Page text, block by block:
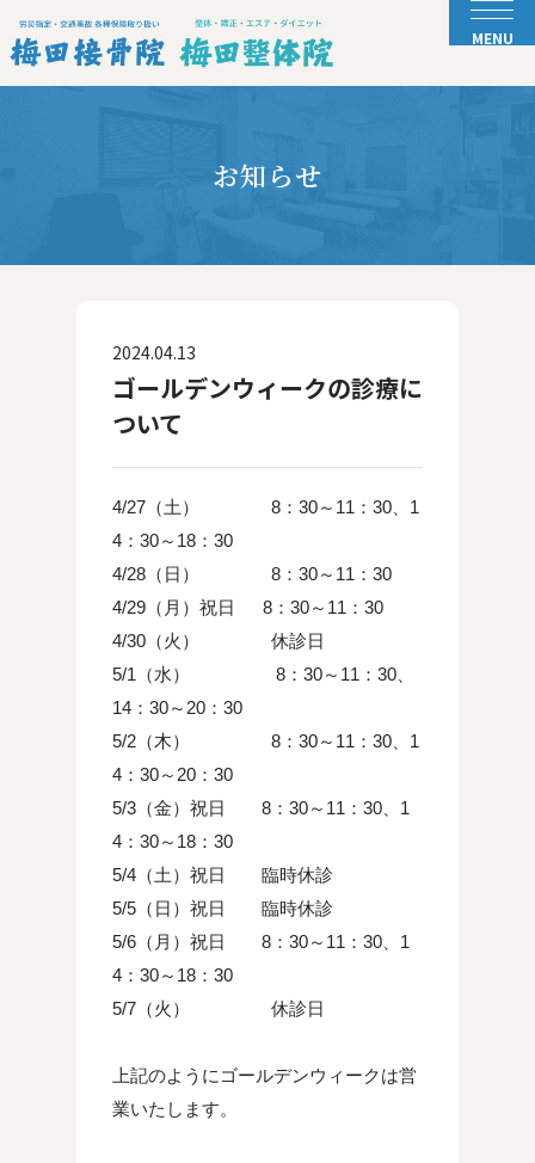
お知らせ
2024.04.13
ゴールデンウィークの診療に
ついて
4/27（土） 8：30～11：30、1
4：30～18：30
4/28（日） 8：30～11：30
4/29（月）祝日 8：30～11：30
4/30（火） 休診日
5/1（水） 8：30～11：30、
14：30～20：30
5/2（木） 8：30～11：30、1
4：30～20：30
5/3（金）祝日 8：30～11：30、1
4：30～18：30
5/4（土）祝日 臨時休診
5/5（日）祝日 臨時休診
5/6（月）祝日 8：30～11：30、1
4：30～18：30
5/7（火） 休診日
上記のようにゴールデンウィークは営
業いたします。